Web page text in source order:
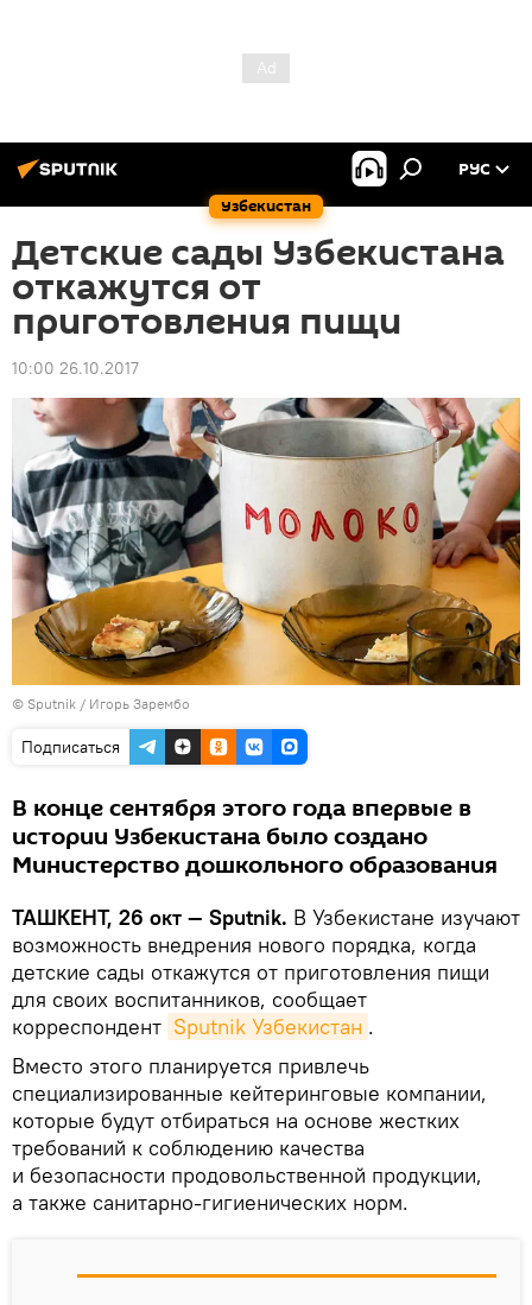
Узбекистан
РУС
Детские сады Узбекистана
откажутся от
приготовления пищи
10:00 26.10.2017
© Sputnik / Игорь Зарембо
Подписаться
В конце сентября этого года впервые в
истории Узбекистана было создано
Министерство дошкольного образования
ТАШКЕНТ, 26 окт — Sputnik. В Узбекистане изучают
возможность внедрения нового порядка, когда
детские сады откажутся от приготовления пищи
для своих воспитанников, сообщает
корреспондент Sputnik Узбекистан .
Вместо этого планируется привлечь
специализированные кейтеринговые компании,
которые будут отбираться на основе жестких
требований к соблюдению качества
и безопасности продовольственной продукции,
а также санитарно-гигиенических норм.